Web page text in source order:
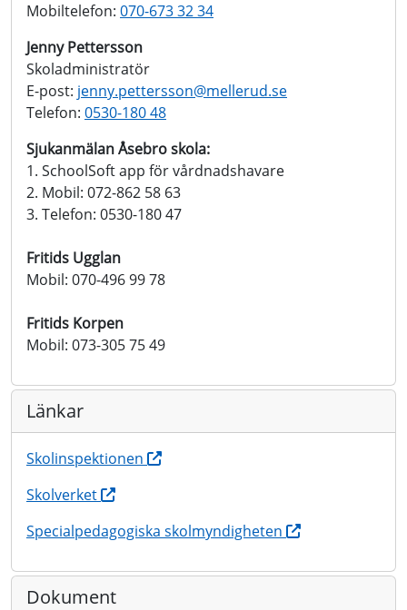
Mobiltelefon: 070-673 32 34
Jenny Pettersson
Skoladministratör
E-post: jenny.pettersson@mellerud.se
Telefon: 0530-180 48
Sjukanmälan Åsebro skola:
1. SchoolSoft app för vårdnadshavare
2. Mobil: 072-862 58 63
3. Telefon: 0530-180 47
Fritids Ugglan
Mobil: 070-496 99 78
Fritids Korpen
Mobil: 073-305 75 49
Länkar
Skolinspektionen
Skolverket
Specialpedagogiska skolmyndigheten
Dokument